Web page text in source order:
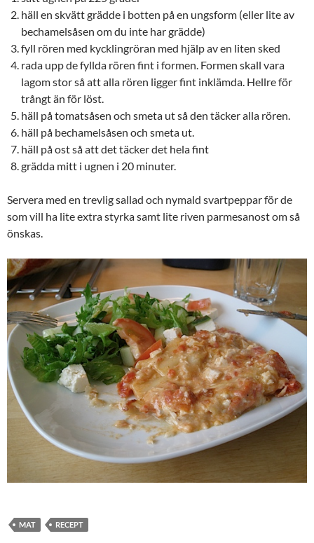
häll en skvätt grädde i botten på en ungsform (eller lite av
bechamelsåsen om du inte har grädde)
fyll rören med kycklingröran med hjälp av en liten sked
rada upp de fyllda rören fint i formen. Formen skall vara
lagom stor så att alla rören ligger fint inklämda. Hellre för
trångt än för löst.
häll på tomatsåsen och smeta ut så den täcker alla rören.
häll på bechamelsåsen och smeta ut.
häll på ost så att det täcker det hela fint
grädda mitt i ugnen i 20 minuter.
Servera med en trevlig sallad och nymald svartpeppar för de
som vill ha lite extra styrka samt lite riven parmesanost om så
önskas.
MAT RECEPT